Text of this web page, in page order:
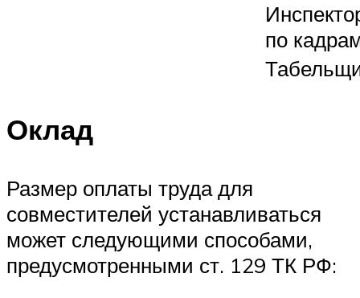
по
Оклад
Размер оплаты труда для
совместителей устанавливаться
может следующими способами,
предусмотренными ст. 129 ТК РФ: